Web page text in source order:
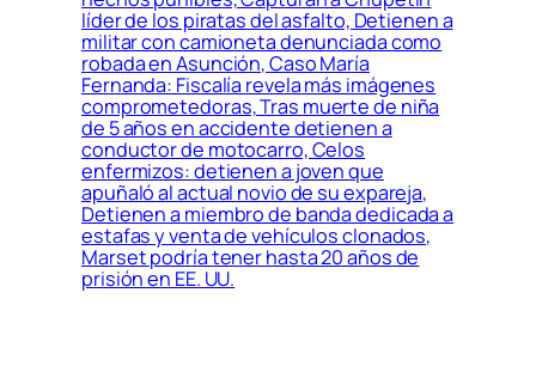
líder de los piratas del asfalto, Detienen a
militar con camioneta denunciada como
robada en Asunción, Caso María
Fernanda: Fiscalía revela más imágenes
comprometedoras, Tras muerte de niña
de 5 años en accidente detienen a
conductor de motocarro, Celos
enfermizos: detienen a joven que
apuñaló al actual novio de su expareja,
Detienen a miembro de banda dedicada a
estafas y venta de vehículos clonados,
Marset podría tener hasta 20 años de
prisión en EE. UU.